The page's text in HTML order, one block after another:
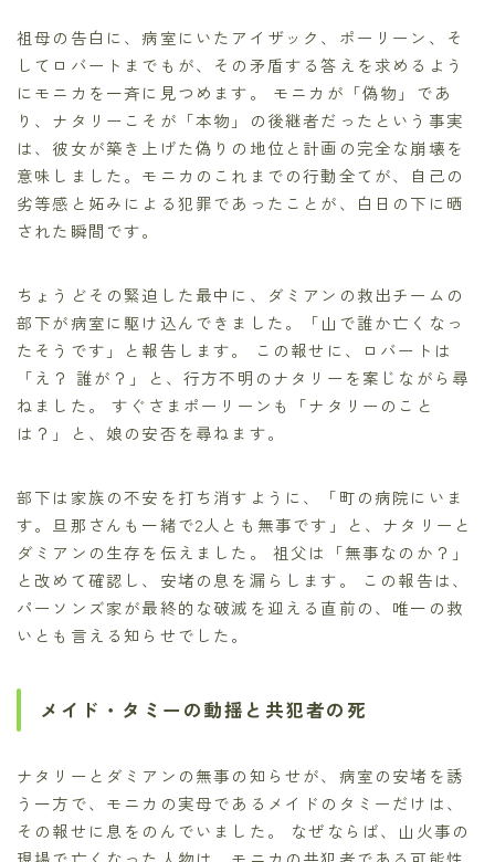
祖母の告白に、病室にいたアイザック、ポーリーン、そ
してロバートまでもが、その矛盾する答えを求めるよう
にモニカを一斉に見つめます。 モニカが「偽物」であ
り、ナタリーこそが「本物」の後継者だったという事実
は、彼女が築き上げた偽りの地位と計画の完全な崩壊を
意味しました。モニカのこれまでの行動全てが、自己の
劣等感と妬みによる犯罪であったことが、白日の下に晒
された瞬間です。
ちょうどその緊迫した最中に、ダミアンの救出チームの
部下が病室に駆け込んできました。「山で誰か亡くなっ
たそうです」と報告します。 この報せに、ロバートは
「え？ 誰が？」と、行方不明のナタリーを案じながら尋
ねました。 すぐさまポーリーンも「ナタリーのこと
は？」と、娘の安否を尋ねます。
部下は家族の不安を打ち消すように、「町の病院にいま
す。旦那さんも一緒で2人とも無事です」と、ナタリーと
ダミアンの生存を伝えました。 祖父は「無事なのか？」
と改めて確認し、安堵の息を漏らします。 この報告は、
パーソンズ家が最終的な破滅を迎える直前の、唯一の救
いとも言える知らせでした。
メイド・タミーの動揺と共犯者の死
ナタリーとダミアンの無事の知らせが、病室の安堵を誘
う一方で、モニカの実母であるメイドのタミーだけは、
その報せに息をのんでいました。 なぜならば、山火事の